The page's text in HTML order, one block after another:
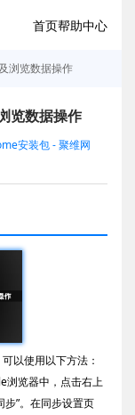
首页帮助中心
浏览数据操作
览数据操作
安装包 - 聚维网
以使用以下方法：
浏览器中，点击右上
步”。在同步设置页